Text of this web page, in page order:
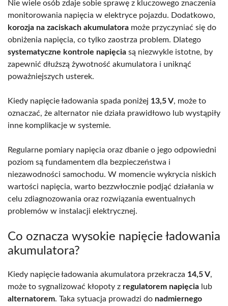
Nie wiele osób zdaje sobie sprawę z kluczowego znaczenia
monitorowania napięcia w elektryce pojazdu. Dodatkowo,
korozja na zaciskach akumulatora może przyczyniać się do
obniżenia napięcia, co tylko zaostrza problem. Dlatego
systematyczne kontrole napięcia są niezwykle istotne, by
zapewnić dłuższą żywotność akumulatora i uniknąć
poważniejszych usterek.
Kiedy napięcie ładowania spada poniżej 13,5 V, może to
oznaczać, że alternator nie działa prawidłowo lub wystąpiły
inne komplikacje w systemie.
Regularne pomiary napięcia oraz dbanie o jego odpowiedni
poziom są fundamentem dla bezpieczeństwa i
niezawodności samochodu. W momencie wykrycia niskich
wartości napięcia, warto bezzwłocznie podjąć działania w
celu zdiagnozowania oraz rozwiązania ewentualnych
problemów w instalacji elektrycznej.
Co oznacza wysokie napięcie ładowania
akumulatora?
Kiedy napięcie ładowania akumulatora przekracza 14,5 V,
może to sygnalizować kłopoty z regulatorem napięcia lub
alternatorem. Taka sytuacja prowadzi do nadmiernego